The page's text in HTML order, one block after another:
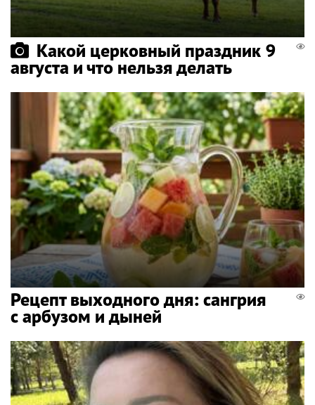
Какой церковный праздник 9
августа и что нельзя делать
Рецепт выходного дня: сангрия
с арбузом и дыней